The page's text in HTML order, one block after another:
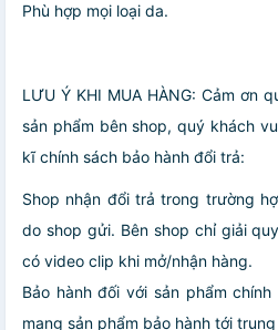
Phù hợp mọi loại da.
LƯU Ý KHI MUA HÀNG: Cảm ơn
sản phẩm bên shop, quý khách
kĩ chính sách bảo hành đổi trả:
️Shop nhận đổi trả trong trường
do shop gửi. Bên shop chỉ giải
có video clip khi mở/nhận hàng.
️Bảo hành đối với sản phẩm
mang sản phẩm bảo hành tới